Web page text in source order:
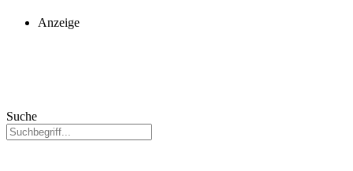
Anzeige
Suche